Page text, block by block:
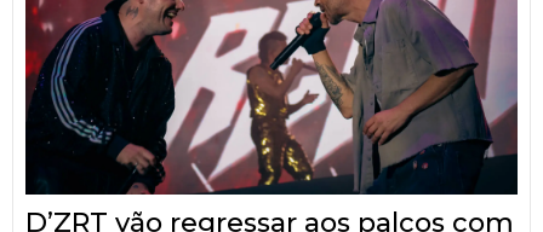
D’ZRT vão regressar aos palcos com